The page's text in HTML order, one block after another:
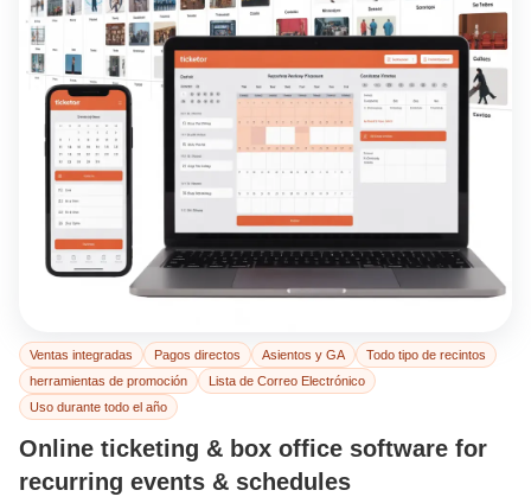
Ventas integradas Pagos directos Asientos y GA
Todo tipo de recintos
herramientas de promoción
Lista de Correo Electrónico
Uso durante todo el año
Online ticketing & box office software for
recurring events & schedules